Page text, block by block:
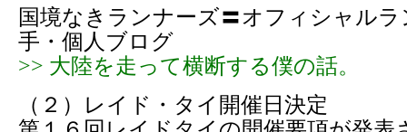
国境なきランナーズ〓オフィシャルラ
手・個人ブログ
>> 大陸を走って横断する僕の話。
（２）レイド・タイ開催日決定